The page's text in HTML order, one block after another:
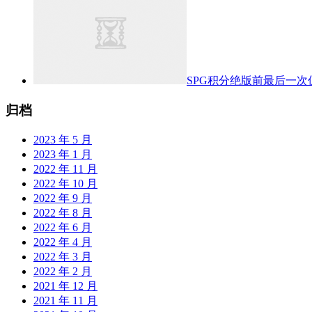
SPG积分绝版前最后一次
归档
2023 年 5 月
2023 年 1 月
2022 年 11 月
2022 年 10 月
2022 年 9 月
2022 年 8 月
2022 年 6 月
2022 年 4 月
2022 年 3 月
2022 年 2 月
2021 年 12 月
2021 年 11 月